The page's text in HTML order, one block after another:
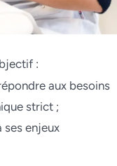
:
aux besoins
strict ;
ses enjeux